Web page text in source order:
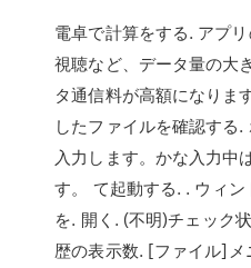
電卓で計算をする. アプ
視聴など、データ量の大
タ通信料が高額になり
したファイルを確認する
入力します。かな入力中
す。 て起動する. . ウィ
を. 開く. (不明)チェック
歴の表示数. [ファイル]メ